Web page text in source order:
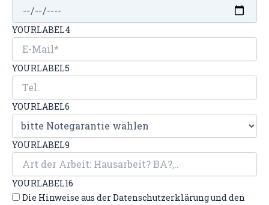
YOURLABEL4
YOURLABEL5
YOURLABEL6
YOURLABEL9
YOURLABEL16
Die Hinweise aus der Datenschutzerklärung und den